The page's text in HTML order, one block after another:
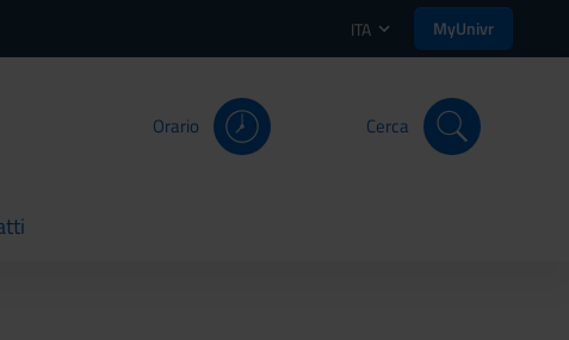
ITA MyUnivr
Orario Cerca